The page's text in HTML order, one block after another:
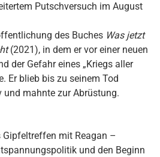
Putschversuch im August
des Buches Was jetzt
(2021), in dem er vor einer neuen
der Gefahr eines „Kriegs aller
Er blieb bis zu seinem Tod
mahnte zur Abrüstung.
Gipfeltreffen mit Reagan –
und den Beginn